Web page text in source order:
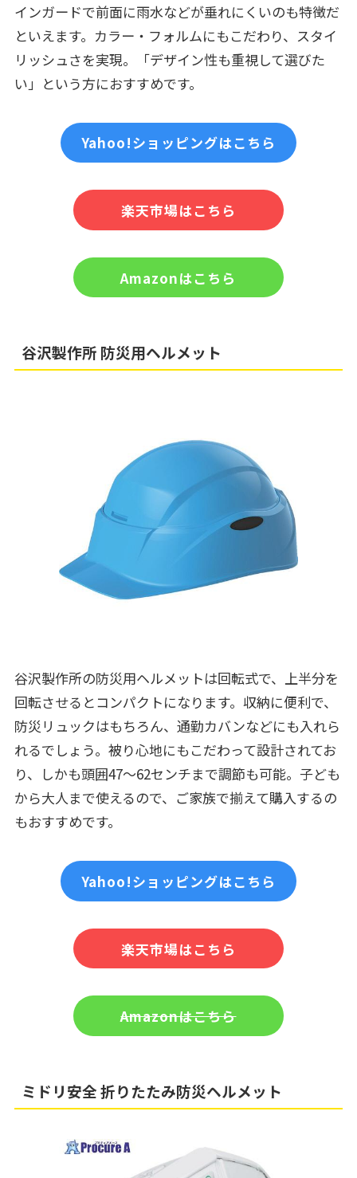
インガードで前面に雨水などが垂れにくいのも特徴だ
といえます。カラー・フォルムにもこだわり、スタイ
リッシュさを実現。「デザイン性も重視して選びた
い」という方におすすめです。
Yahoo!ショッピングはこちら
楽天市場はこちら
Amazonはこちら
谷沢製作所 防災用ヘルメット
谷沢製作所の防災用ヘルメットは回転式で、上半分を
回転させるとコンパクトになります。収納に便利で、
防災リュックはもちろん、通勤カバンなどにも入れら
れるでしょう。被り心地にもこだわって設計されてお
り、しかも頭囲47～62センチまで調節も可能。子ども
から大人まで使えるので、ご家族で揃えて購入するの
もおすすめです。
Yahoo!ショッピングはこちら
楽天市場はこちら
Amazonはこちら
ミドリ安全 折りたたみ防災ヘルメット